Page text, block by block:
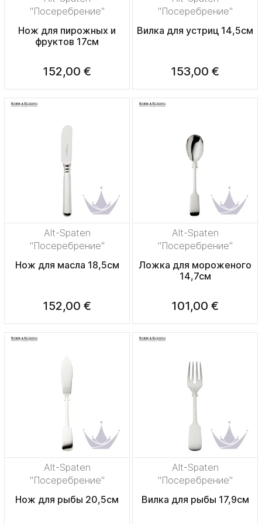
"Посеребрение"
Нож для пирожных и
фруктов 17см
152,00 €
"Посеребрение"
Вилка для устриц 14,5см
153,00 €
Alt-Spaten
"Посеребрение"
Нож для масла 18,5см
152,00 €
Alt-Spaten
"Посеребрение"
Ложка для мороженого
14,7см
101,00 €
Alt-Spaten
"Посеребрение"
Нож для рыбы 20,5см
Alt-Spaten
"Посеребрение"
Вилка для рыбы 17,9см